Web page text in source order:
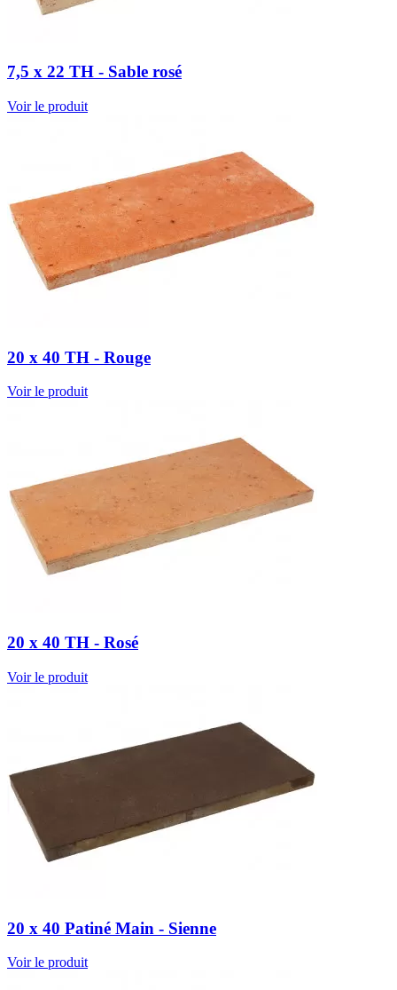
7,5 x 22 TH - Sable rosé
Voir le produit
20 x 40 TH - Rouge
Voir le produit
20 x 40 TH - Rosé
Voir le produit
20 x 40 Patiné Main - Sienne
Voir le produit